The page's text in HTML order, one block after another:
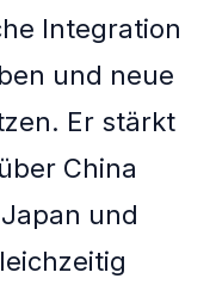
Integration
und neue
Er stärkt
China
und